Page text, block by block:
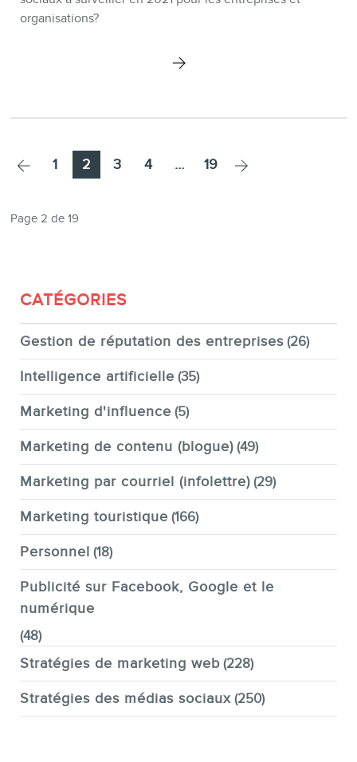
organisations?
Page
1 Page
2 Page
3 Page
4 … Page
19
Page 2 de 19
CATÉGORIES
Gestion de réputation des entreprises (26)
Intelligence artificielle (35)
Marketing d'influence (5)
Marketing de contenu (blogue) (49)
Marketing par courriel (infolettre) (29)
Marketing touristique (166)
Personnel (18)
Publicité sur Facebook, Google et le
numérique
(48)
Stratégies de marketing web (228)
Stratégies des médias sociaux (250)